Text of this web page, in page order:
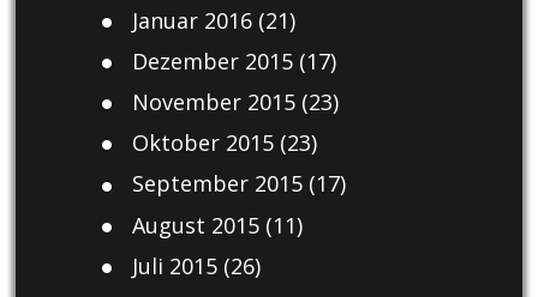
Januar 2016(21)
Dezember 2015(17)
November 2015(23)
Oktober 2015(23)
September 2015(17)
August 2015(11)
Juli 2015(26)